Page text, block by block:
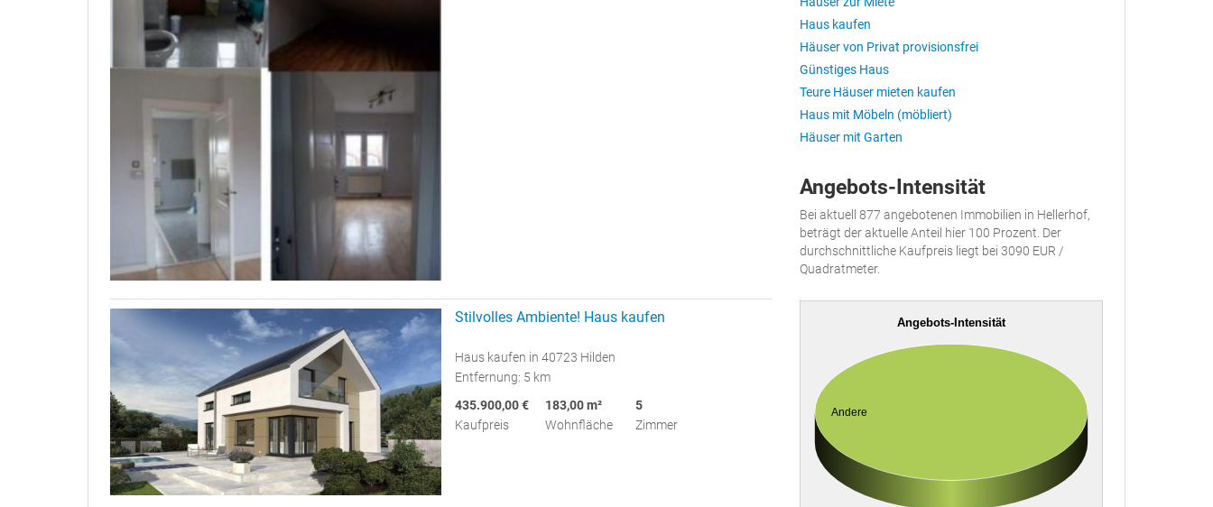
Stilvolles Ambiente! Haus kaufen
Haus kaufen in 40723 Hilden
Entfernung: 5 km
435.900,00 €
Kaufpreis
183,00 m²
Wohnfläche
5
Zimmer
Haus kaufen
Häuser von Privat provisionsfrei
Günstiges Haus
Teure Häuser mieten kaufen
Haus mit Möbeln (möbliert)
Häuser mit Garten
Angebots-Intensität
Bei aktuell 877 angebotenen Immobilien in Hellerhof,
beträgt der aktuelle Anteil hier 100 Prozent. Der
durchschnittliche Kaufpreis liegt bei 3090 EUR /
Quadratmeter.
Angebots-Intensität
Andere